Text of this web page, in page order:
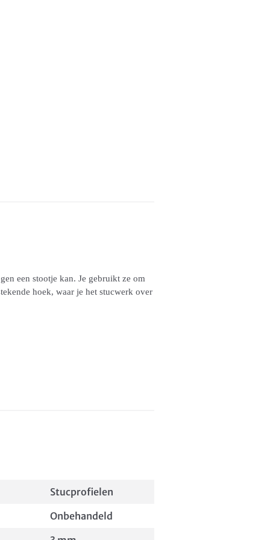
een stootje kan. Je gebruikt ze om
hoek, waar je het stucwerk over
Stucprofielen
Onbehandeld